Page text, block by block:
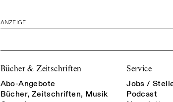
ANZEIGE
Bücher & Zeitschriften
Abo-Angebote
Bücher, Zeitschriften, Musik
Service
Jobs /
Podcast